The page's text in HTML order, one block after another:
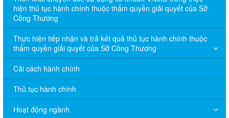
hiện thủ tục hành chính thuộc thẩm quyền giải quyết của Sở
Công Thương
Thực hiện tiếp nhận và trả kết quả thủ tục hành chính thuộc
thẩm quyền giải quyết của Sở Công Thương
Cải cách hành chính
Thủ tục hành chính
Hoạt động ngành